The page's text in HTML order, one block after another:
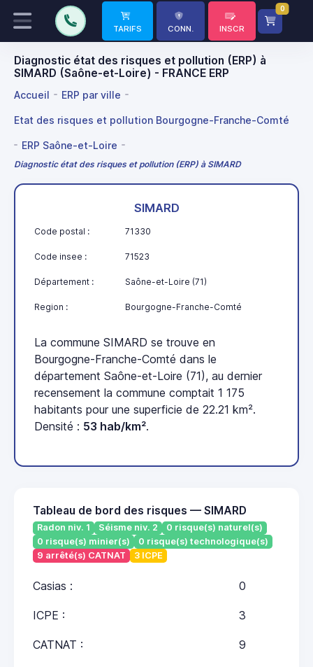
TARIFS CONN. INSCR
0
Diagnostic état des risques et pollution (ERP) à
SIMARD (Saône-et-Loire) - FRANCE ERP
Accueil ERP par ville
Etat des risques et pollution Bourgogne-Franche-Comté
ERP Saône-et-Loire
Diagnostic état des risques et pollution (ERP) à SIMARD
SIMARD
Code postal : 71330
Code insee : 71523
Département : Saône-et-Loire (71)
Region : Bourgogne-Franche-Comté
La commune SIMARD se trouve en
Bourgogne-Franche-Comté dans le
département Saône-et-Loire (71), au dernier
recensement la commune comptait 1 175
habitants pour une superficie de 22.21 km².
Densité : 53 hab/km².
Tableau de bord des risques — SIMARD
Radon niv. 1 Séisme niv. 2
0 risque(s) naturel(s)
0 risque(s) minier(s)
0 risque(s) technologique(s)
9 arrêté(s) CATNAT
3 ICPE
Casias : 0
ICPE : 3
CATNAT : 9